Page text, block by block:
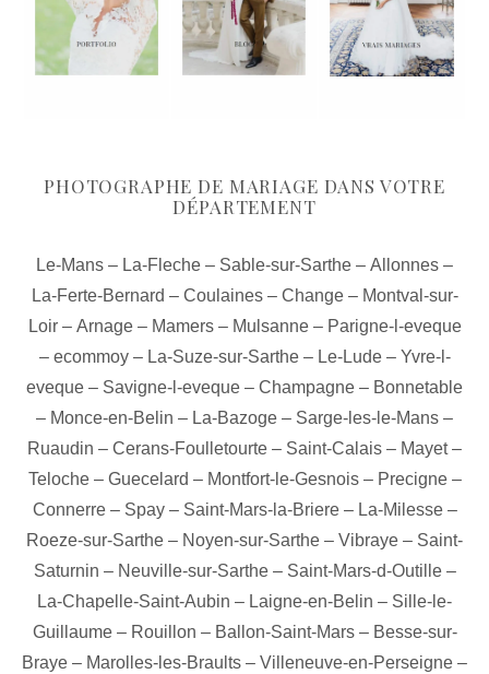
PHOTOGRAPHE DE MARIAGE DANS VOTRE
DÉPARTEMENT
Le-Mans – La-Fleche – Sable-sur-Sarthe – Allonnes –
La-Ferte-Bernard – Coulaines– Change– Montval-sur-
Loir– Arnage– Mamers– Mulsanne– Parigne-l-eveque
– ecommoy– La-Suze-sur-Sarthe– Le-Lude– Yvre-l-
eveque – Savigne-l-eveque – Champagne – Bonnetable
– Monce-en-Belin – La-Bazoge – Sarge-les-le-Mans –
Ruaudin – Cerans-Foulletourte – Saint-Calais – Mayet–
Teloche– Guecelard – Montfort-le-Gesnois– Precigne–
Connerre– Spay– Saint-Mars-la-Briere– La-Milesse–
Roeze-sur-Sarthe – Noyen-sur-Sarthe – Vibraye – Saint-
Saturnin – Neuville-sur-Sarthe– Saint-Mars-d-Outille–
La-Chapelle-Saint-Aubin – Laigne-en-Belin – Sille-le-
Guillaume– Rouillon – Ballon-Saint-Mars– Besse-sur-
Braye – Marolles-les-Braults – Villeneuve-en-Perseigne –